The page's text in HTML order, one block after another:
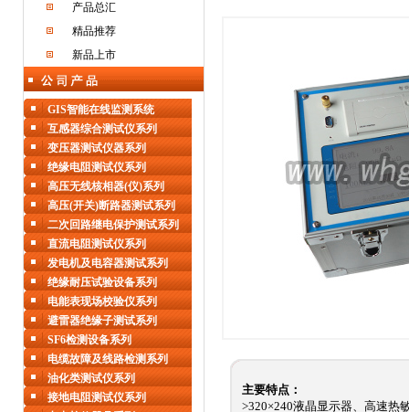
产品总汇
精品推荐
新品上市
主要特点：
>320×240液晶显示器、高速热
GIS智能在线监测系统
互感器综合测试仪系列
变压器测试仪器系列
绝缘电阻测试仪系列
高压无线核相器(仪)系列
高压(开关)断路器测试系列
二次回路继电保护测试系列
直流电阻测试仪系列
发电机及电容器测试系列
绝缘耐压试验设备系列
电能表现场校验仪系列
避雷器绝缘子测试系列
SF6检测设备系列
电缆故障及线路检测系列
油化类测试仪系列
接地电阻测试仪系列